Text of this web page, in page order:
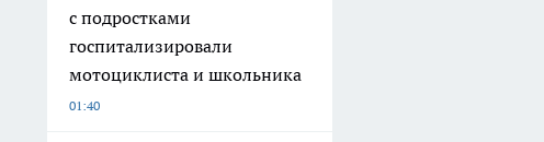
с подростками
госпитализировали
мотоциклиста и школьника
01:40